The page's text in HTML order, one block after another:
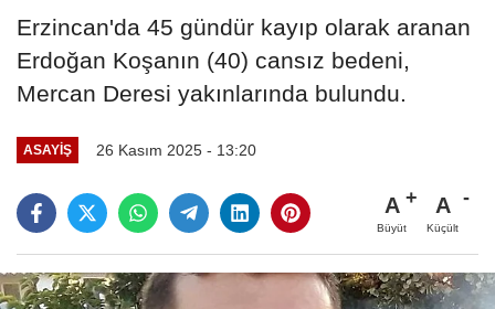
Erzincan'da 45 gündür kayıp olarak aranan
Erdoğan Koşanın (40) cansız bedeni,
Mercan Deresi yakınlarında bulundu.
ASAYIŞ 26 Kasım 2025 - 13:20
A
Büyüt
A
Küçült